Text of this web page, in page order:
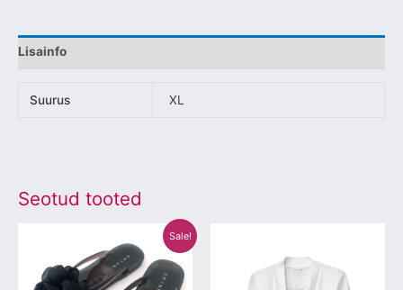
Lisainfo
Suurus XL
Seotud tooted
Sale!
€20.00.
hind
on:
€15.00.
tootel
on
on